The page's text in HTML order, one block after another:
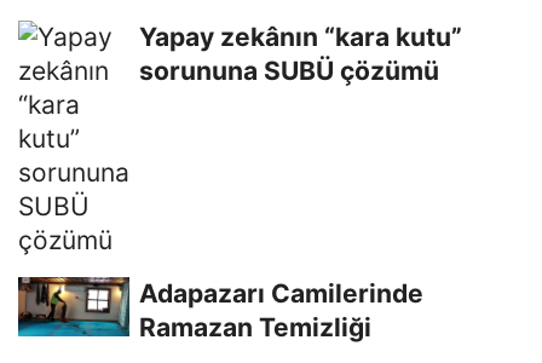
Yapay zekânın “kara kutu”
sorununa SUBÜ çözümü
Adapazarı Camilerinde
Ramazan Temizliği